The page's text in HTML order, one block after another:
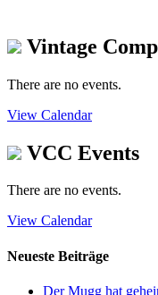
Vintage
There are no events.
View Calendar
VCC Events
There are no events.
View Calendar
Neueste Beiträge
Der Mugg hat